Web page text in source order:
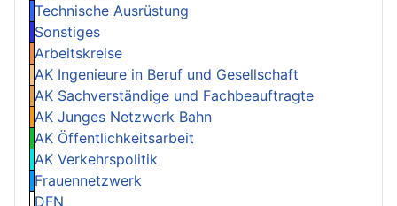
Technische Ausrüstung
Sonstiges
Arbeitskreise
AK Ingenieure in Beruf und Gesellschaft
AK Sachverständige und Fachbeauftragte
AK Junges Netzwerk Bahn
AK Öffentlichkeitsarbeit
AK Verkehrspolitik
Frauennetzwerk
DFN